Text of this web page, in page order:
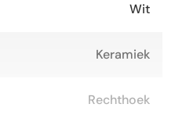
Wit
Keramiek
Rechthoek